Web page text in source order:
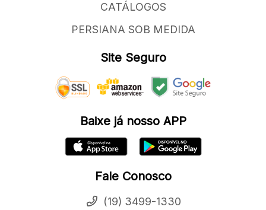
CATÁLOGOS
PERSIANA SOB MEDIDA
Site Seguro
Baixe já nosso APP
Fale Conosco
(19) 3499-1330